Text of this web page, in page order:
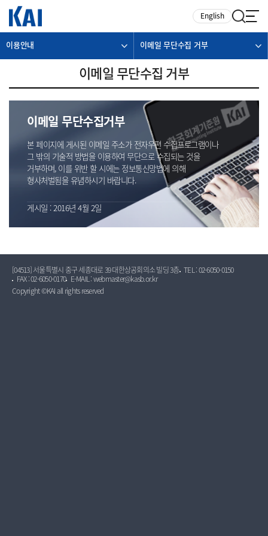
English
이용안내 이메일 무단수집 거부
이메일 무단수집 거부
이메일 무단수집거부
본 페이지에 게시된 이메일 주소가 전자우편 수집프로그램이나
그 밖의 기술적 방법을 이용하여 무단으로 수집되는 것을
거부하며, 이를 위반 할 시에는 정보통신망법에 의해
형사처벌됨을 유념하시기 바랍니다.
게시일 : 2016년 4월 2일
[04513] 서울특별시 중구 세종대로 39 대한상공회의소 빌딩 3층 TEL : 02-6050-0150
FAX : 02-6050-0170
E-MAIL : webmaster@kasb.or.kr
Copyright ©KAI all rights reserved